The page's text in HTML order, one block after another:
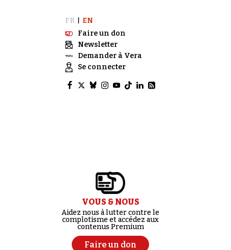
FR
EN
Faire un don
Newsletter
Demander à Vera
Se connecter
VOUS & NOUS
Aidez nous à lutter contre le
complotisme et accédez aux
contenus Premium
Faire un don